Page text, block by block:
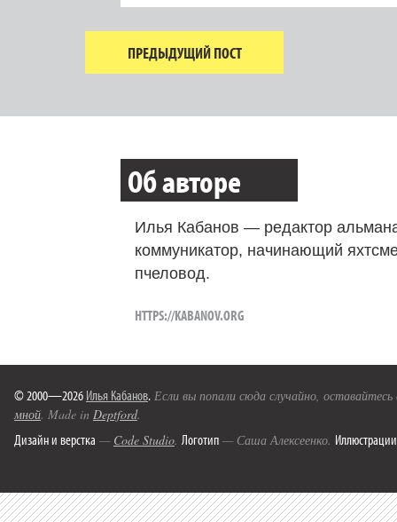
ПРЕДЫДУЩИЙ ПОСТ
Об авторе
Илья Кабанов — редактор
коммуникатор, начинающий
пчеловод.
HTTPS://KABANOV.ORG
© 2000—2026 Илья Кабанов. Если вы попали сюда случайно,
мной. Made in Deptford.
Дизайн и верстка — Code Studio. Логотип — Саша Алексеенко. Иллюстрации